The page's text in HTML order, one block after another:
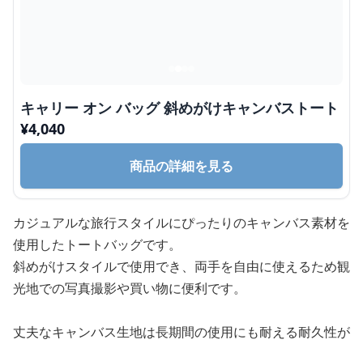
キャリー オン バッグ 斜めがけキャンバストート
¥4,040
商品の詳細を見る
カジュアルな旅行スタイルにぴったりのキャンバス素材を
使用したトートバッグです。
斜めがけスタイルで使用でき、両手を自由に使えるため観
光地での写真撮影や買い物に便利です。
丈夫なキャンバス生地は長期間の使用にも耐える耐久性が